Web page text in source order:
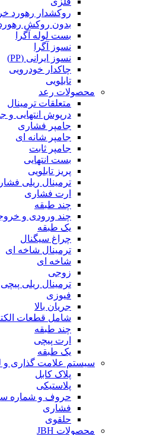
روکشدار رهورد
بدون روکش
بست لوله آگرا
نسوز آگرا
نسوز ایرانی (PP)
چاکدار خودرویی
تابلویی
محصولات رعد
متعلقات ترمینال
درپوش انتهایی و
جامپر فشاری
جامپر شانه ای
جامپر ثابت
بست انتهایی
پریز تابلویی
ترمینال ریلی
ارت فشاری
چند طبقه
چند ورودی و
یک طبقه
چراغ سیگنال
ترمینال شاخه ای
شاخه ای
زوجی
ترمینال ریلی پیچی
فیوزی
جریان بالا
شامل قطعات
چند طبقه
ارت پیچی
یک طبقه
سیستم علامت گذاری و
پلاک کابل
پلاستیکی
حروف و شماره
فشاری
حلقوی
محصولات JBH